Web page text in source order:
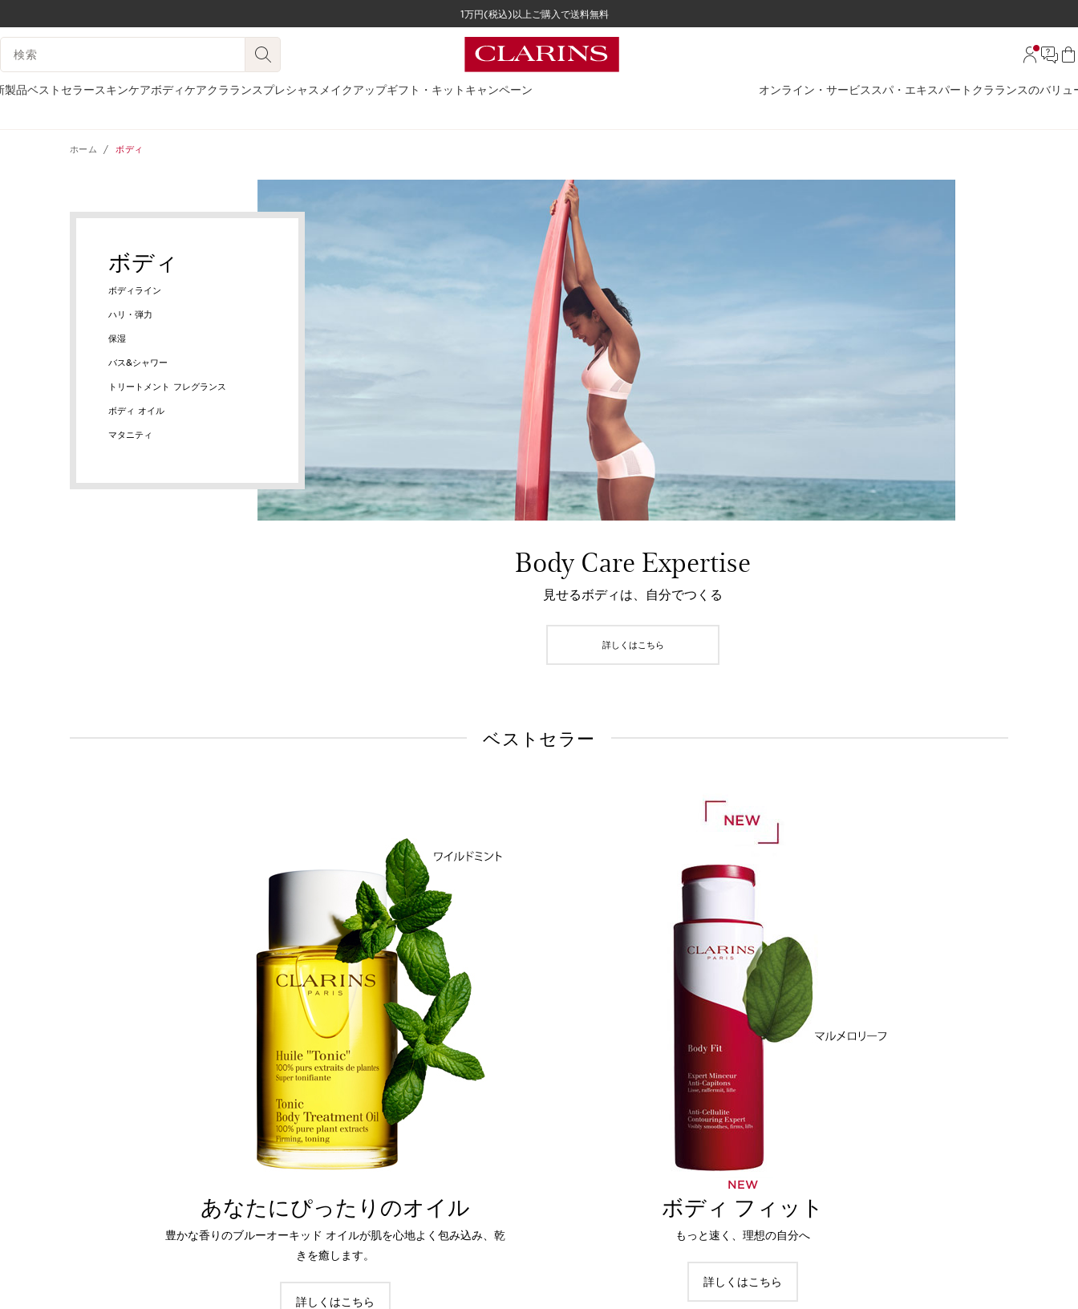
コンテンツへ移動
1万円(税込)以上ご購入で送料無料
検索候補
製品ベストセラースキンケアボディケアクラランスプレシャス メイクアップギフト・キット キャンペーン オンライン・サービス スパ・エキスパート クラランスのバリュ
ホーム ボディ
ボディ
ボディライン
ハリ・弾力
保湿
バス&シャワー
トリートメント フレグランス
ボディ オイル
マタニティ
Body Care Expertise
見せるボディは、自分でつくる
詳しくはこちら
ベストセラー
あなたにぴったりのオイル
豊かな香りのブルーオーキッド オイルが肌を心地よく包み込み、乾
きを癒します。
詳しくはこちら
NEW
ボディ フィット
もっと速く、理想の自分へ
詳しくはこちら